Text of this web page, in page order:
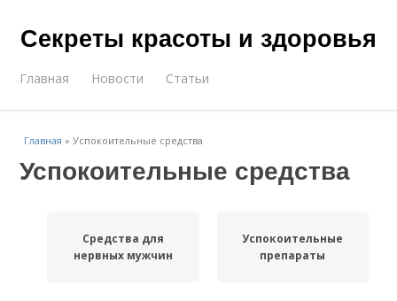
Секреты красоты и здоровья
Главная Новости Статьи
Главная »Успокоительные средства
Успокоительные средства
Средства для
нервных мужчин
Успокоительные
препараты